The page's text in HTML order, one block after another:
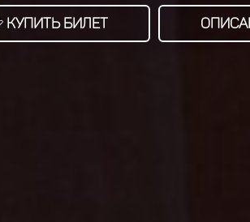
КУПИТЬ БИЛЕТ